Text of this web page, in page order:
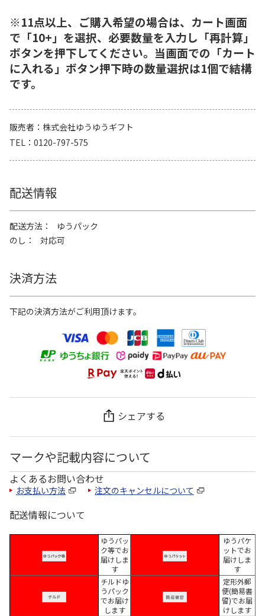
※11点以上、ご購入希望の場合は、カート画面
で「10+」を選択、必要数量を入力し「再計算」
ボタンを押下してください。当画面での「カート
に入れる」ボタン押下時の数量選択は1個で結構
です。
販売者
株式会社ゆうゆうギフト
TEL
0120-797-575
配送情報
配送方法
ゆうパック
のし
対応可
決済方法
下記の決済方法がご利用頂けます。
シェアする
マークや記載内容について
よくあるお問い合わせ
お支払い方法 注文のキャンセルについて
配送情報について
ゆうパッ
ク等でお
届けしま
す
ゆうパケ
ットでお
届けしま
す
チルドゆ
うパック
でお届け
します
定形外郵
便(簡易書
留)でお届
けします